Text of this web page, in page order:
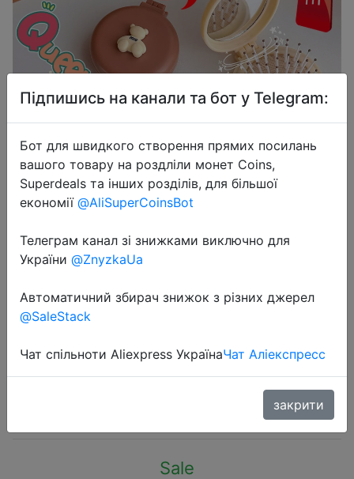
2023-09-11
New Mini Bear Foldable Head
Comb Anti Static Styling
Accessories Portable Children Girl
Hair Brush
Sale
Підпишись на канали та бот у Telegram:
Бот для швидкого створення прямих посилань
вашого товару на роздліли монет Coins,
Superdeals та інших розділів, для більшої
економії @AliSuperCoinsBot
Телеграм канал зі знижками виключно для
України @ZnyzkaUa
Автоматичний збирач знижок з різних джерел
@SaleStack
Чат спільноти Aliexpress УкраїнаЧат Аліекспресс
закрити